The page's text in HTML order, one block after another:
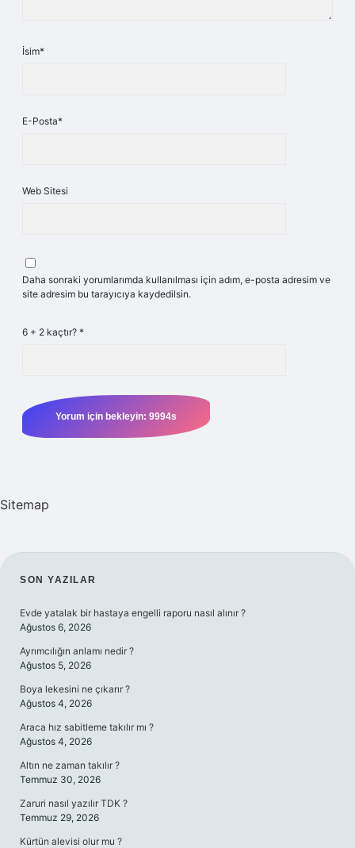
İsim*
E-Posta*
Web Sitesi
Daha sonraki yorumlarımda kullanılması için adım, e-posta adresim ve
site adresim bu tarayıcıya kaydedilsin.
6 + 2 kaçtır? *
Sitemap
SIDEBAR
SON YAZILAR
Evde yatalak bir hastaya engelli raporu nasıl alınır ?
Ağustos 6, 2026
Ayrımcılığın anlamı nedir ?
Ağustos 5, 2026
Boya lekesini ne çıkarır ?
Ağustos 4, 2026
Araca hız sabitleme takılır mı ?
Ağustos 4, 2026
Altın ne zaman takılır ?
Temmuz 30, 2026
Zaruri nasıl yazılır TDK ?
Temmuz 29, 2026
Kürtün alevisi olur mu ?